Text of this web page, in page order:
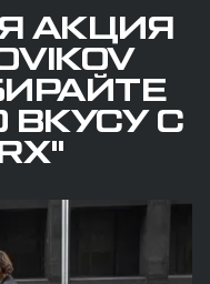
АКЦИЯ
ВКУСУ С